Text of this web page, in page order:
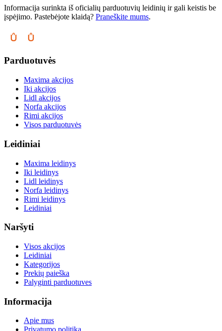
Informacija surinkta iš oficialių parduotuvių leidinių ir gali keistis be
įspėjimo. Pastebėjote klaidą? Praneškite mums.
Parduotuvės
Maxima akcijos
Iki akcijos
Lidl akcijos
Norfa akcijos
Rimi akcijos
Visos parduotuvės
Leidiniai
Maxima leidinys
Iki leidinys
Lidl leidinys
Norfa leidinys
Rimi leidinys
Leidiniai
Naršyti
Visos akcijos
Leidiniai
Kategorijos
Prekių paieška
Palyginti parduotuves
Informacija
Apie mus